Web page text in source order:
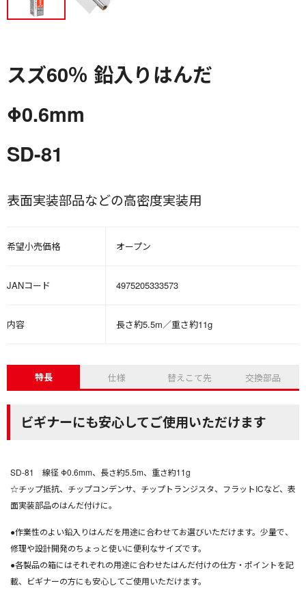
スズ60％ 鉛入りはんだ
Φ0.6mm
SD-81
表面実装部品などの高密度実装用
希望小売価格 オープン
JANコード 4975205333573
内容 長さ約5.5m／重さ約11g
特長 仕様 替えこて先 交換部品
ビギナーにも安心してご使用いただけます
SD-81 線径 Φ0.6mm、長さ約5.5m、重さ約11g
☆チップ抵抗、チップコンデンサ、チップトランジスタ、フラットICなど、表
面実装部品のはんだ付けに。
●作業性のよい鉛入りはんだを用途に合わせてお選びいただけます。少量で、
修理や設計開発のちょっと使いに便利なサイズです。
●各製品の箱にはそれぞれの用途に合わせたはんだ付けの仕方・ポイントを記
載、ビギナーの方にも安心してご使用いただけます。